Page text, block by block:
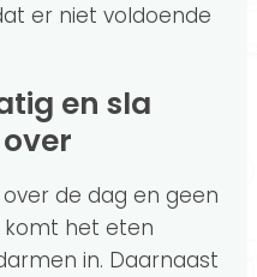
er niet voldoende
de dag en geen
komt het eten
in. Daarnaast